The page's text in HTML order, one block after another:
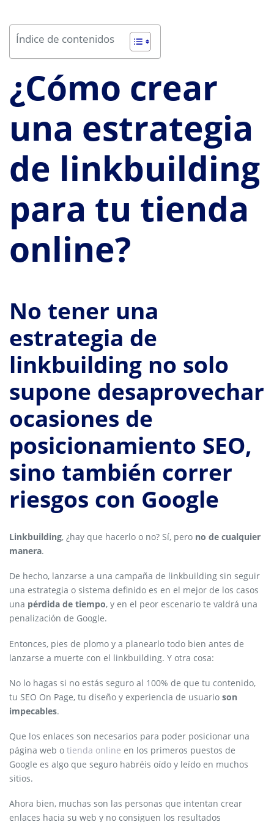
Índice de contenidos
¿Cómo crear
una estrategia
de linkbuilding
para tu tienda
online?
No tener una
estrategia de
linkbuilding no solo
supone desaprovechar
ocasiones de
posicionamiento SEO,
sino también correr
riesgos con Google
Linkbuilding, ¿hay que hacerlo o no? Sí, pero no de cualquier
manera.
De hecho, lanzarse a una campaña de linkbuilding sin seguir
una estrategia o sistema definido es en el mejor de los casos
una pérdida de tiempo, y en el peor escenario te valdrá una
penalización de Google.
Entonces, pies de plomo y a planearlo todo bien antes de
lanzarse a muerte con el linkbuilding. Y otra cosa:
No lo hagas si no estás seguro al 100% de que tu contenido,
tu SEO On Page, tu diseño y experiencia de usuario son
impecables.
Que los enlaces son necesarios para poder posicionar una
página web o tienda online en los primeros puestos de
Google es algo que seguro habréis oído y leído en muchos
sitios.
Ahora bien, muchas son las personas que intentan crear
enlaces hacia su web y no consiguen los resultados